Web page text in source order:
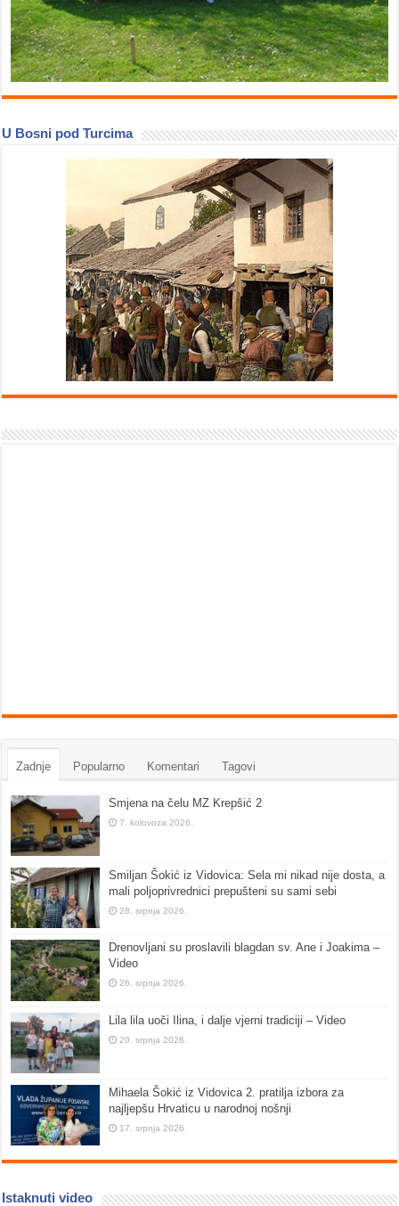
U Bosni pod Turcima
Zadnje Popularno Komentari Tagovi
Smjena na čelu MZ Krepšić 2
7. kolovoza 2026.
Smiljan Šokić iz Vidovica: Sela mi nikad nije dosta, a
mali poljoprivrednici prepušteni su sami sebi
28. srpnja 2026.
Drenovljani su proslavili blagdan sv. Ane i Joakima –
Video
26. srpnja 2026.
Lila lila uoči Ilina, i dalje vjerni tradiciji – Video
20. srpnja 2026.
Mihaela Šokić iz Vidovica 2. pratilja izbora za
najljepšu Hrvaticu u narodnoj nošnji
17. srpnja 2026.
Istaknuti video